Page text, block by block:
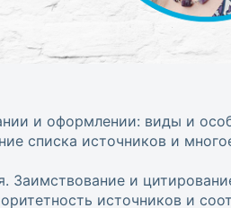
и оформлении: виды и
списка источников и
Заимствование и
источников и